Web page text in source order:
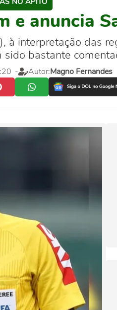
e anuncia
interpretação das
bastante
- Autor:Magno Fernandes